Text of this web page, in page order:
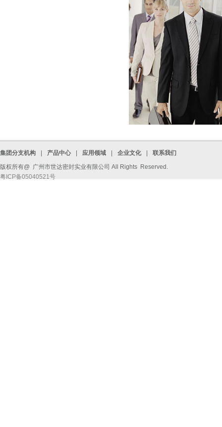
集团分支机构 产品中心 应用领域 企业文化
联系我们
版权所有@ 广州市世达密封实业有限公司 All Rights Reserved.
粤ICP备05040521号